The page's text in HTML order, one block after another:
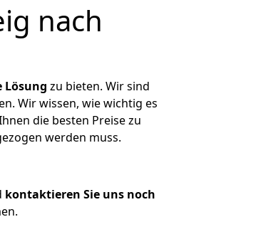
nach
Lösung zu bieten. Wir sind
Wir wissen, wie wichtig es
die besten Preise zu
werden muss.
kontaktieren Sie uns noch